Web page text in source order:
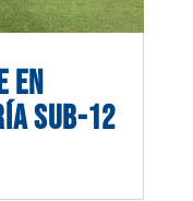
EN
SUB-12